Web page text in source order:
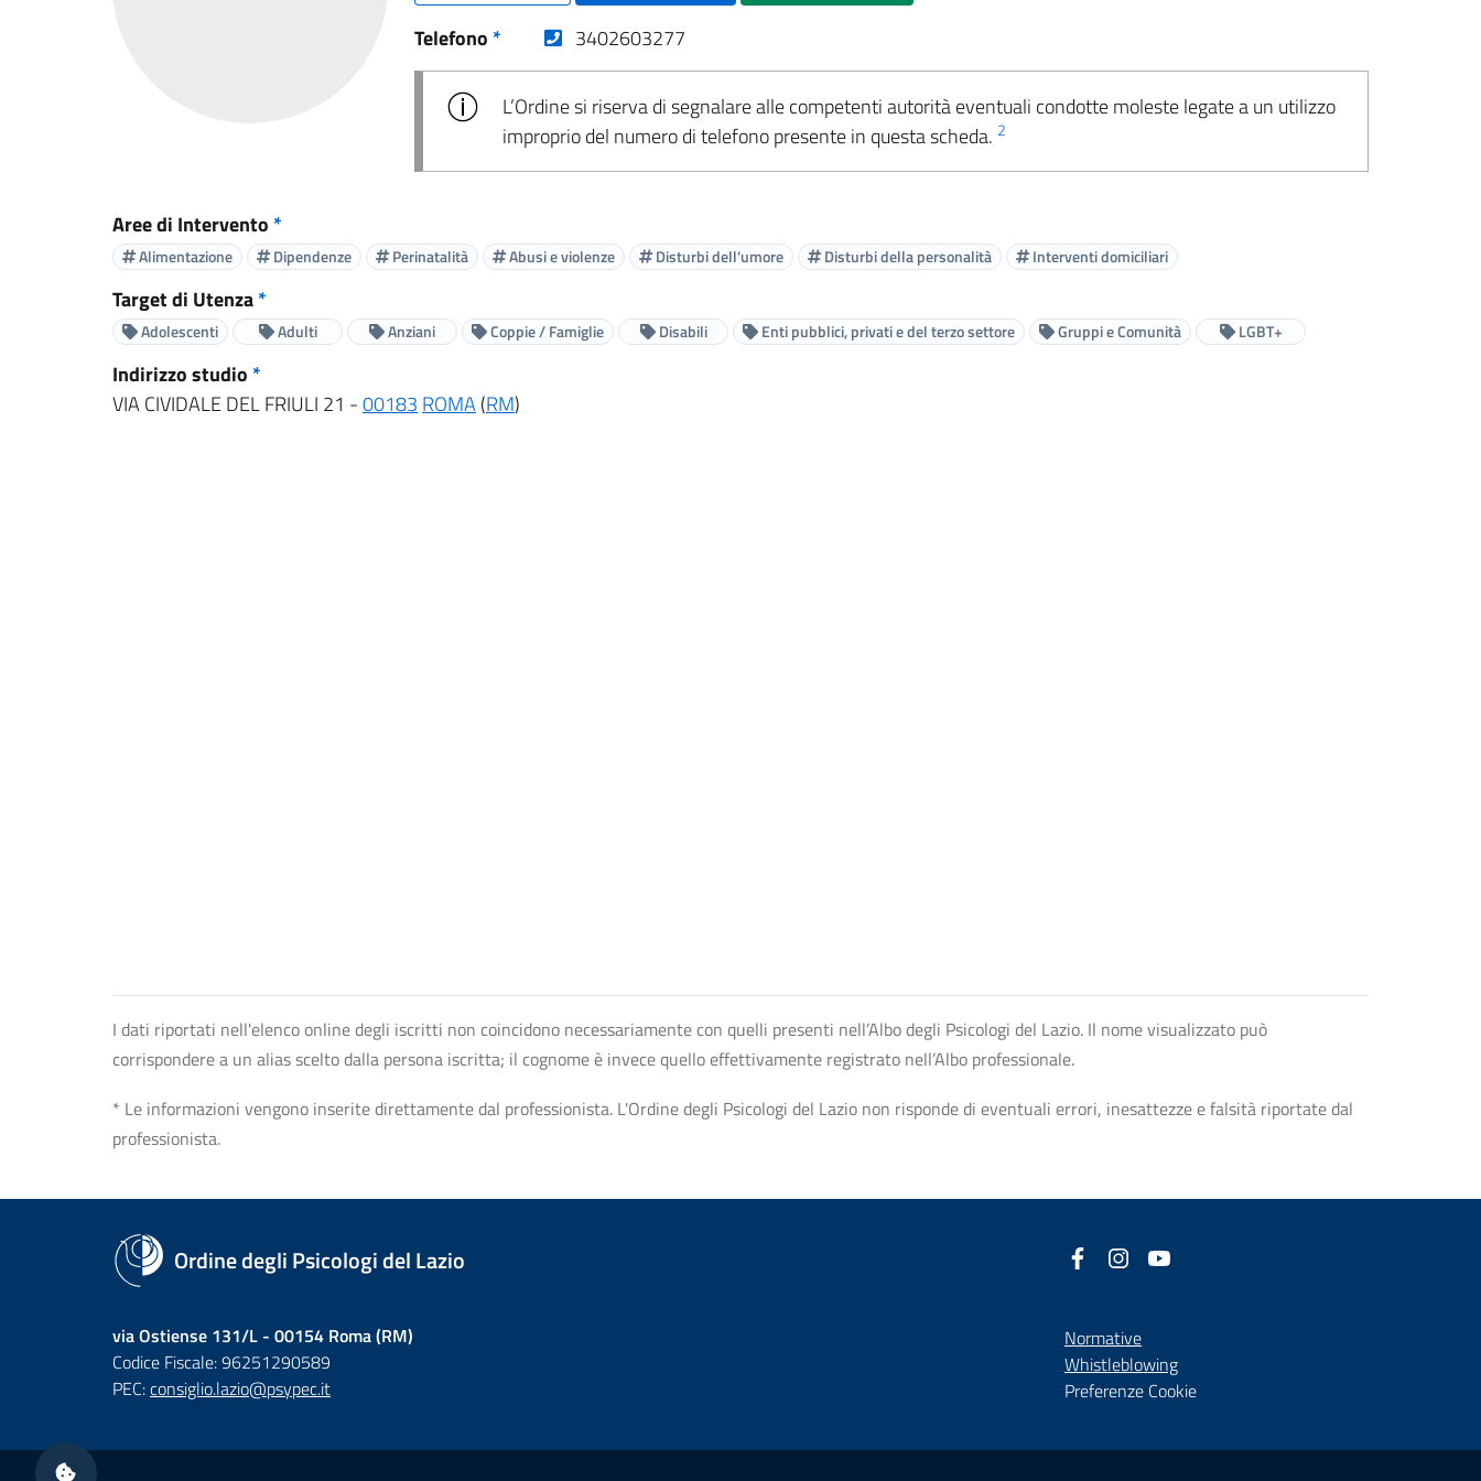
Telefono * (nuova scheda - new tab)
3402603277
L’Ordine si riserva di segnalare alle competenti autorità eventuali condotte moleste legate a un utilizzo
improprio del numero di telefono presente in questa scheda. 2
Aree di Intervento *
Alimentazione Dipendenze Perinatalità Abusi e violenze Disturbi dell'umore Disturbi della personalità Interventi domiciliari
Target di Utenza*
Adolescenti Adulti Anziani Coppie / Famiglie Disabili Enti pubblici, privati e del terzo settore Gruppi e Comunità LGBT+
Indirizzo studio *
VIA CIVIDALE DEL FRIULI 21 -00183 ROMA(RM)
I dati riportati nell'elenco online degli iscritti non coincidono necessariamente con quelli presenti nell’Albo degli Psicologi del Lazio. Il nome visualizzato può
corrispondere a un alias scelto dalla persona iscritta; il cognome è invece quello effettivamente registrato nell’Albo professionale.
* Le informazioni vengono inserite direttamente dal professionista. L'Ordine degli Psicologi del Lazio non risponde di eventuali errori, inesattezze e falsità riportate dal
professionista.
Ordine degli Psicologi del Lazio
via Ostiense 131/L - 00154 Roma (RM)
Codice Fiscale: 96251290589
PEC:consiglio.lazio@psypec.it
Facebook
(nuova scheda - new tab)
Instagram
(nuova scheda - new tab)
Normative
Whistleblowing(nuova scheda - new tab)
Preferenze Cookie
Sezione Link Utili